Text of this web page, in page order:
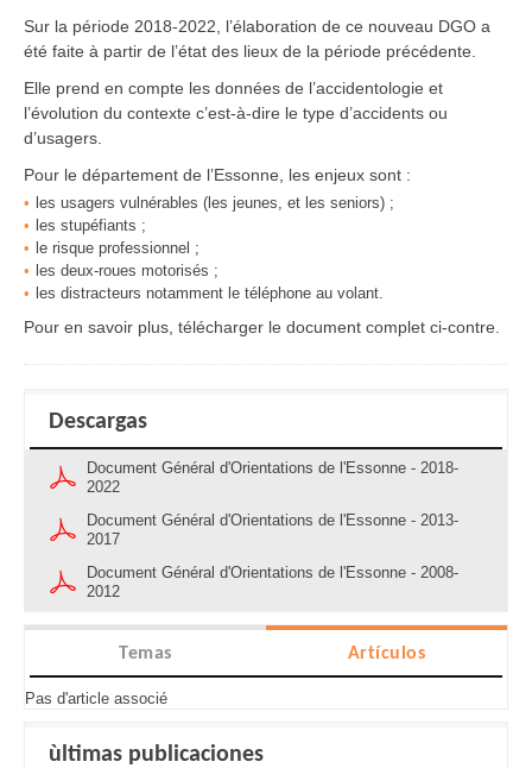
Sur la période 2018-2022, l’élaboration de ce nouveau DGO a
été faite à partir de l’état des lieux de la période précédente.
Elle prend en compte les données de l’accidentologie et
l’évolution du contexte c’est-à-dire le type d’accidents ou
d’usagers.
Pour le département de l’Essonne, les enjeux sont :
les usagers vulnérables (les jeunes, et les seniors) ;
les stupéfiants ;
le risque professionnel ;
les deux-roues motorisés ;
les distracteurs notamment le téléphone au volant.
Pour en savoir plus, télécharger le document complet ci-contre.
Descargas
Document Général d'Orientations de l'Essonne - 2018-
2022
Document Général d'Orientations de l'Essonne - 2013-
2017
Document Général d'Orientations de l'Essonne - 2008-
2012
Temas Artículos
Pas d'article associé
ùltimas publicaciones